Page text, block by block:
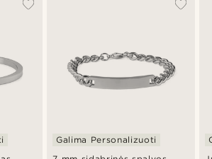
Galima Personalizuoti